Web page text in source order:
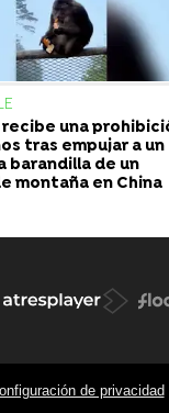
una
tras empujar a un
barandilla de un
montaña en China
de privacidad